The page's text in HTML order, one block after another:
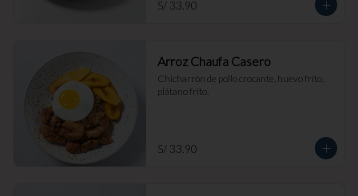
S/ 33.90
Arroz Chaufa Casero
Chicharrón de pollo crocante, huevo frito,
plátano frito.
S/ 33.90